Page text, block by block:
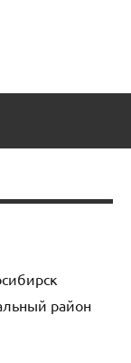
район